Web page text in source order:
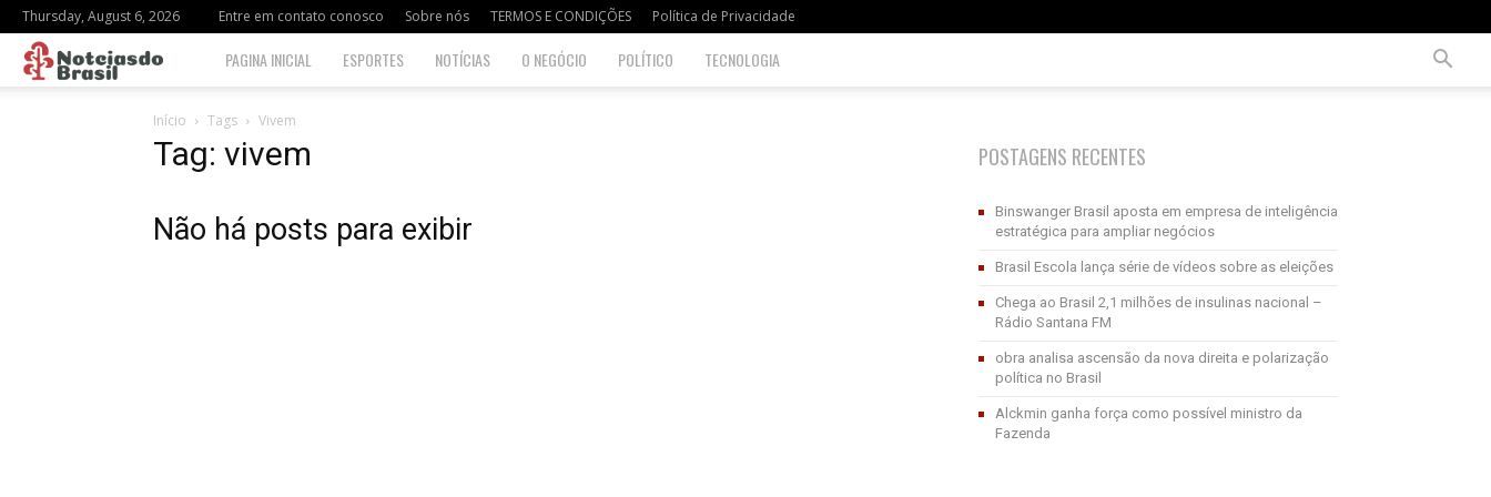
Thursday, August 6, 2026 Entre em contato conosco Sobre nós TERMOS E CONDIÇÕES Política de Privacidade
Notciasdo
Brasil
PAGINA INICIAL ESPORTES NOTÍCIAS O NEGÓCIO POLÍTICO TECNOLOGIA
Início Tags Vivem
Tag: vivem
Não há posts para exibir
POSTAGENS RECENTES
Binswanger Brasil aposta em empresa de inteligência
estratégica para ampliar negócios
Brasil Escola lança série de vídeos sobre as eleições
Chega ao Brasil 2,1 milhões de insulinas nacional –
Rádio Santana FM
obra analisa ascensão da nova direita e polarização
política no Brasil
Alckmin ganha força como possível ministro da
Fazenda